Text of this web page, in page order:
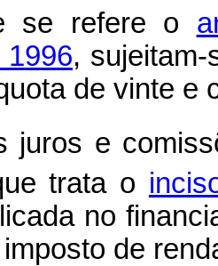
se refere o
,
de vinte e
e
trata o
no
de